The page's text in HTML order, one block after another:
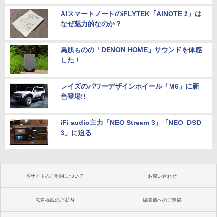
AIスマートノートのiFLYTEK「AINOTE 2」は
なぜ魅力的なのか？
鳥肌ものの「DENON HOME」サウンドを体感
した！
レイズのパワーデザインホイール「M6」に新
色登場!!
iFi audio主力「NEO Stream 3」「NEO iDSD
3」に迫る
本サイトのご利用について お問い合わせ
広告掲載のご案内 編集部へのご連絡